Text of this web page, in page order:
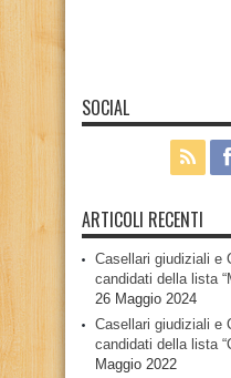
SOCIAL
ARTICOLI RECENTI
Casellari giudiziali e
candidati della lista
26 Maggio 2024
Casellari giudiziali e
candidati della lista
Maggio 2022